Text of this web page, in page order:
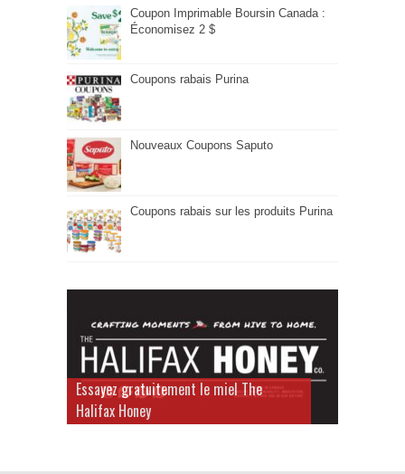
Coupon Imprimable Boursin Canada :
Économisez 2 $
Coupons rabais Purina
Nouveaux Coupons Saputo
Coupons rabais sur les produits Purina
Essayez gratuitement le miel The
Halifax Honey